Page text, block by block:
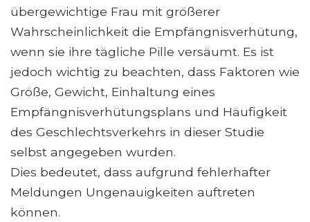
übergewichtige Frau mit größerer
Wahrscheinlichkeit die Empfängnisverhütung,
wenn sie ihre tägliche Pille versäumt. Es ist
jedoch wichtig zu beachten, dass Faktoren wie
Größe, Gewicht, Einhaltung eines
Empfängnisverhütungsplans und Häufigkeit
des Geschlechtsverkehrs in dieser Studie
selbst angegeben wurden.
Dies bedeutet, dass aufgrund fehlerhafter
Meldungen Ungenauigkeiten auftreten
können.